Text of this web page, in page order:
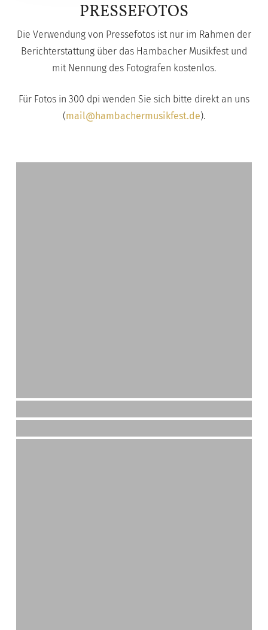
PRESSEFOTOS
Die Verwendung von Pressefotos ist nur im Rahmen der
Berichterstattung über das Hambacher Musikfest und
mit Nennung des Fotografen kostenlos.
Für Fotos in 300 dpi wenden Sie sich bitte direkt an uns
(mail@hambachermusikfest.de).